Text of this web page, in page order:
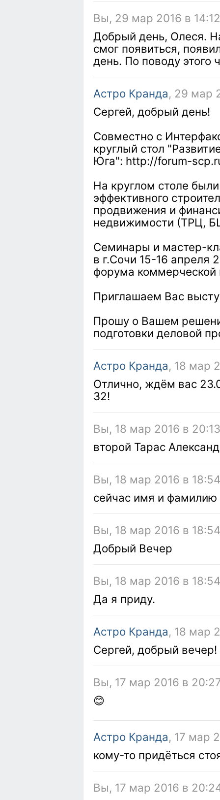
Вы, 29 мар 2016 в
Добрый день, Олеся.
смог появиться,
день. По поводу этого
Астро Кранда, 29 мар
Сергей, добрый день!
Совместно с
круглый стол
Юга": http://forum-
На круглом столе
эффективного
продвижения и
недвижимости (ТРЦ,
Семинары и мастер-
в г.Сочи 15-16 апреля
форума
Приглашаем Вас
Прошу о Вашем
подготовки деловой
Астро Кранда, 18 мар
Отлично, ждём вас
32!
Вы, 18 мар 2016 в
второй Тарас
Вы, 18 мар 2016 в
сейчас имя и фамилию
Вы, 18 мар 2016 в
Добрый Вечер
Вы, 18 мар 2016 в
Да я приду.
Астро Кранда, 18 мар
Сергей, добрый
Вы, 17 мар 2016 в
😊
Астро Кранда, 17 мар
кому-то придёться
Вы, 17 мар 2016 в